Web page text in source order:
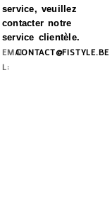
service, veuillez
contacter notre
service clientèle.
EMAI
L:
CONTACT@FISTYLE.BE